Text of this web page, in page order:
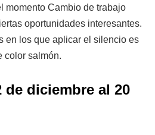
momento Cambio de trabajo
oportunidades interesantes.
en los que aplicar el silencio es
color salmón.
de diciembre al 20